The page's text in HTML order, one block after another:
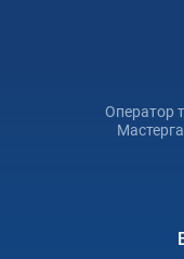
Оператор